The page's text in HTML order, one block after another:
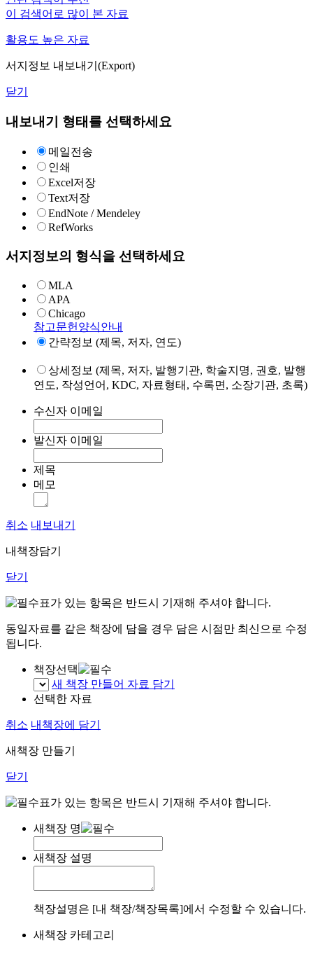
이 검색어로 많이 본 자료
활용도 높은 자료
서지정보 내보내기(Export)
닫기
내보내기 형태를 선택하세요
메일전송
인쇄
Excel저장
Text저장
EndNote / Mendeley
RefWorks
서지정보의 형식을 선택하세요
MLA
APA
Chicago
참고문헌양식안내
간략정보 (제목, 저자, 연도)
상세정보 (제목, 저자, 발행기관, 학술지명, 권호, 발행
연도, 작성언어, KDC, 자료형태, 수록면, 소장기관, 초록)
수신자 이메일
발신자 이메일
제목
메모
취소 내보내기
내책장담기
닫기
표가 있는 항목은 반드시 기재해 주셔야 합니다.
동일자료를 같은 책장에 담을 경우 담은 시점만 최신으로 수정
됩니다.
책장선택
새 책장 만들어 자료 담기
선택한 자료
취소 내책장에 담기
새책장 만들기
닫기
표가 있는 항목은 반드시 기재해 주셔야 합니다.
새책장 명
새책장 설명
책장설명은 [내 책장/책장목록]에서 수정할 수 있습니다.
새책장 카테고리